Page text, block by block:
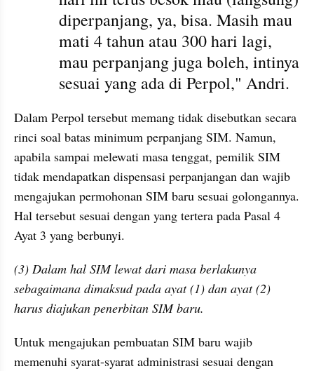
diperpanjang, ya, bisa. Masih mau
mati 4 tahun atau 300 hari lagi,
mau perpanjang juga boleh, intinya
sesuai yang ada di Perpol," Andri.
Dalam Perpol tersebut memang tidak disebutkan secara
rinci soal batas minimum perpanjang SIM. Namun,
apabila sampai melewati masa tenggat, pemilik SIM
tidak mendapatkan dispensasi perpanjangan dan wajib
mengajukan permohonan SIM baru sesuai golongannya.
Hal tersebut sesuai dengan yang tertera pada Pasal 4
Ayat 3 yang berbunyi.
(3) Dalam hal SIM lewat dari masa berlakunya
sebagaimana dimaksud pada ayat (1) dan ayat (2)
harus diajukan penerbitan SIM baru.
Untuk mengajukan pembuatan SIM baru wajib
memenuhi syarat-syarat administrasi sesuai dengan